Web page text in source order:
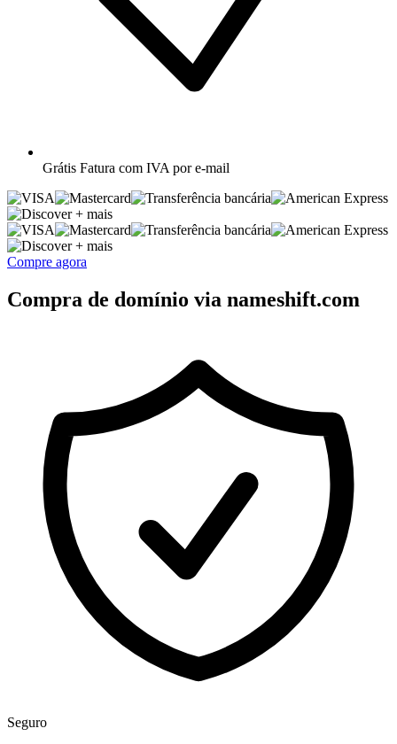
Grátis Fatura com IVA por e-mail
+ mais
+ mais
Compre agora
Compra de domínio via nameshift.com
Seguro